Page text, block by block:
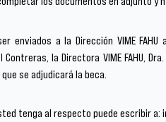
enviados a la Dirección VIME FAHU
Contreras, la Directora VIME FAHU,
se adjudicará la beca.
tenga al respecto puede escribir a: